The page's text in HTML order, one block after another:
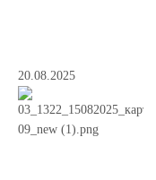
20.08.2025